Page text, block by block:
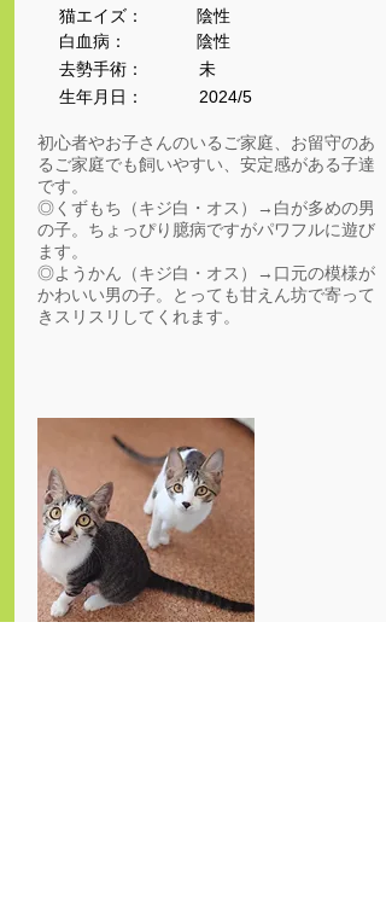
猫エイズ：
​白血病：
​去勢手術：
生年月日：
陰性
陰性
未
2024/5
初心者やお子さんのいるご家庭、お留守のあ
るご家庭でも飼いやすい、安定感がある子達
です。
◎くずもち（キジ白・オス）→白が多めの男
の子。ちょっぴり臆病ですがパワフルに遊び
ます。
◎ようかん（キジ白・オス）→口元の模様が
かわいい男の子。とっても甘えん坊で寄って
きスリスリしてくれます。